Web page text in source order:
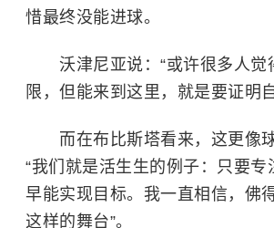
惜最终没能进球。
沃津尼亚说：“或许很多人觉
限，但能来到这里，就是要证明
而在布比斯塔看来，这更像球
“我们就是活生生的例子：只要专
早能实现目标。我一直相信，佛
这样的舞台”。